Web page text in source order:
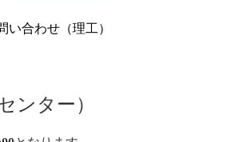
い合わせ（理工）
ンター）